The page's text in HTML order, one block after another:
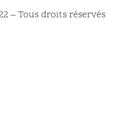
– Tous droits réservés